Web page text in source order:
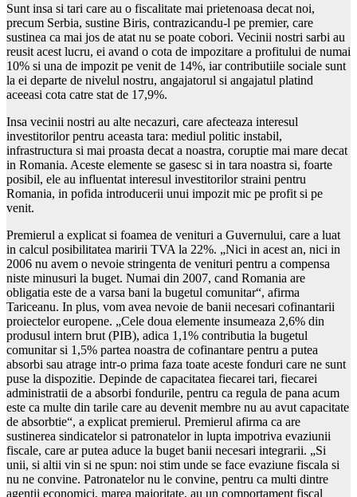
Sunt insa si tari care au o fiscalitate mai prietenoasa decat noi,
precum Serbia, sustine Biris, contrazicandu-l pe premier, care
sustinea ca mai jos de atat nu se poate cobori. Vecinii nostri sarbi au
reusit acest lucru, ei avand o cota de impozitare a profitului de numai
10% si una de impozit pe venit de 14%, iar contributiile sociale sunt
la ei departe de nivelul nostru, angajatorul si angajatul platind
aceeasi cota catre stat de 17,9%.
Insa vecinii nostri au alte necazuri, care afecteaza interesul
investitorilor pentru aceasta tara: mediul politic instabil,
infrastructura si mai proasta decat a noastra, coruptie mai mare decat
in Romania. Aceste elemente se gasesc si in tara noastra si, foarte
posibil, ele au influentat interesul investitorilor straini pentru
Romania, in pofida introducerii unui impozit mic pe profit si pe
venit.
Premierul a explicat si foamea de venituri a Guvernului, care a luat
in calcul posibilitatea maririi TVA la 22%. „Nici in acest an, nici in
2006 nu avem o nevoie stringenta de venituri pentru a compensa
niste minusuri la buget. Numai din 2007, cand Romania are
obligatia este de a varsa bani la bugetul comunitar“, afirma
Tariceanu. In plus, vom avea nevoie de banii necesari cofinantarii
proiectelor europene. „Cele doua elemente insumeaza 2,6% din
produsul intern brut (PIB), adica 1,1% contributia la bugetul
comunitar si 1,5% partea noastra de cofinantare pentru a putea
absorbi sau atrage intr-o prima faza toate aceste fonduri care ne sunt
puse la dispozitie. Depinde de capacitatea fiecarei tari, fiecarei
administratii de a absorbi fondurile, pentru ca regula de pana acum
este ca multe din tarile care au devenit membre nu au avut capacitate
de absorbtie“, a explicat premierul. Premierul afirma ca are
sustinerea sindicatelor si patronatelor in lupta impotriva evaziunii
fiscale, care ar putea aduce la buget banii necesari integrarii. „Si
unii, si altii vin si ne spun: noi stim unde se face evaziune fiscala si
nu ne convine. Patronatelor nu le convine, pentru ca multi dintre
agentii economici, marea majoritate, au un comportament fiscal